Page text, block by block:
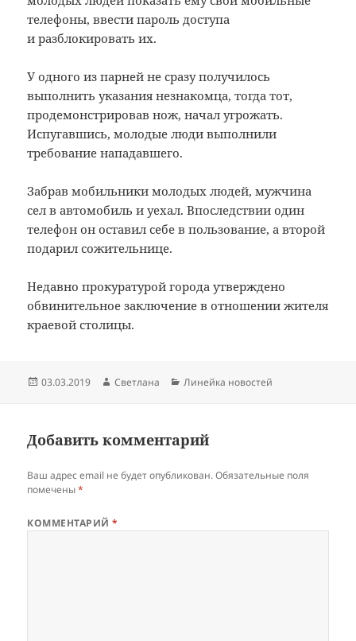
телефоны, ввести пароль доступа
и разблокировать их.
У одного из парней не сразу получилось
выполнить указания незнакомца, тогда тот,
продемонстрировав нож, начал угрожать.
Испугавшись, молодые люди выполнили
требование нападавшего.
Забрав мобильники молодых людей, мужчина
сел в автомобиль и уехал. Впоследствии один
телефон он оставил себе в пользование, а второй
подарил сожительнице.
Недавно прокуратурой города утверждено
обвинительное заключение в отношении жителя
краевой столицы.
Опубликовано
03.03.2019 Автор
Светлана Рубрики
Линейка новостей
Добавить комментарий
Ваш адрес email не будет опубликован. Обязательные поля
помечены*
КОММЕНТАРИЙ*